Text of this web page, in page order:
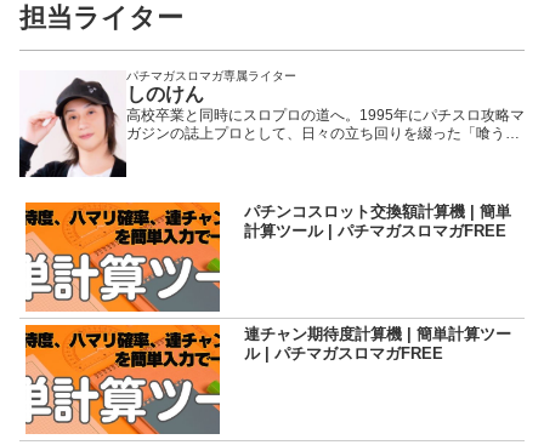
担当ライター
パチマガスロマガ専属ライター
しのけん
高校卒業と同時にスロプロの道へ。1995年にパチスロ攻略マ
ガジンの誌上プロとして、日々の立ち回りを綴った「喰うな
チマガスロマガにおけるレジェンド的存在。
パチンコスロット交換額計算機 | 簡単
計算ツール | パチマガスロマガFREE
連チャン期待度計算機 | 簡単計算ツー
ル | パチマガスロマガFREE